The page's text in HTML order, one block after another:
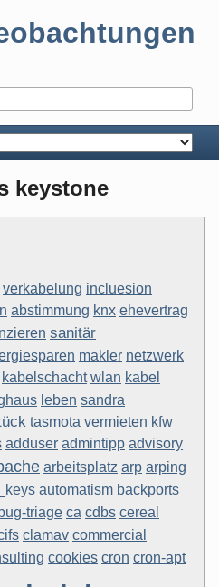
keystone
verkabelung incluesion
abstimmung knx ehevertrag
sanitär
makler netzwerk
kabelschacht wlan kabel
leben sandra
tasmota vermieten kfw
adduser admintipp advisory
arbeitsplatz arp arping
automatism backports
bug-triage ca cdbs cereal
clamav commercial
cookies cron cron-apt